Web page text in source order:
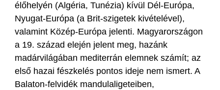
élőhelyén (Algéria, Tunézia) kívül Dél-Európa,
Nyugat-Európa (a Brit-szigetek kivételével),
valamint Közép-Európa jelenti. Magyarországon
a 19. század elején jelent meg, hazánk
madárvilágában mediterrán elemnek számít; az
első hazai fészkelés pontos ideje nem ismert. A
Balaton-felvidék mandulaligeteiben,